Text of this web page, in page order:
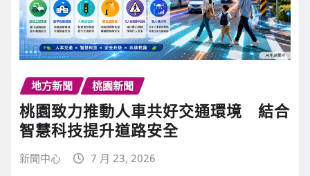
地方新聞 桃園新聞
桃園致力推動人車共好交通環境 結合
智慧科技提升道路安全
新聞中心 7 月 23, 2026